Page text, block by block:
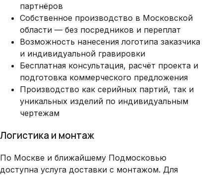
партнёров
Собственное производство в Московской
области — без посредников и переплат
Возможность нанесения логотипа заказчика
и индивидуальной гравировки
Бесплатная консультация, расчёт проекта и
подготовка коммерческого предложения
Производство как серийных партий, так и
уникальных изделий по индивидуальным
чертежам
Логистика и монтаж
По Москве и ближайшему Подмосковью
доступна услуга доставки с монтажом. Для